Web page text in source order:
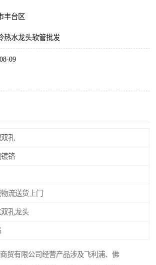
丰台区
热水龙头软管批发
09
孔
铬
流送货上门
孔龙头
贸有限公司经营产品涉及飞利浦、佛